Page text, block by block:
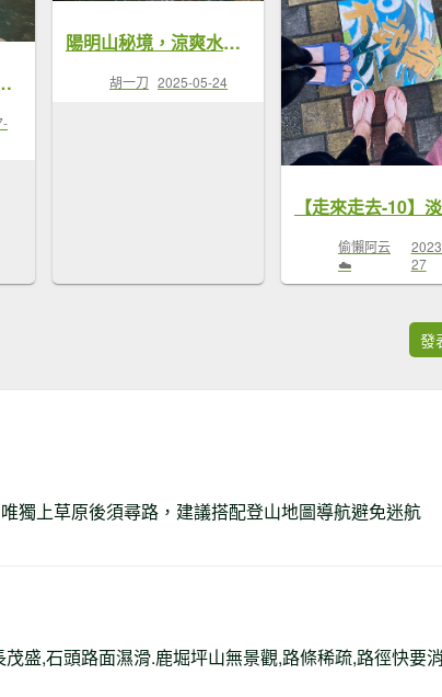
，頭前溪瀑布
陽明山秘境，涼爽水圳步道，鹿堀坪古道，富士坪古道，夏日戲水與溯溪天堂，首選鹿堀坪（頭前溪）瀑布。
胡一刀 2025-05-24
偷懶阿云
☁️
27
發
獨上草原後須尋路，建議搭配登山地圖導航避免迷航
盛,石頭路面濕滑.鹿堀坪山無景觀,路條稀疏,路徑快要